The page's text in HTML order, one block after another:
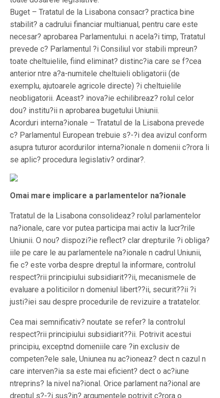
Buget – Tratatul de la Lisabona consacr? practica bine
stabilit? a cadrului financiar multianual, pentru care este
necesar? aprobarea Parlamentului. n acela?i timp, Tratatul
prevede c? Parlamentul ?i Consiliul vor stabili mpreun?
toate cheltuielile, fiind eliminat? distinc?ia care se f?cea
anterior ntre a?a-numitele cheltuieli obligatorii (de
exemplu, ajutoarele agricole directe) ?i cheltuielile
neobligatorii. Aceast? inova?ie echilibreaz? rolul celor
dou? institu?ii n aprobarea bugetului Uniunii.
Acorduri interna?ionale – Tratatul de la Lisabona prevede
c? Parlamentul European trebuie s?-?i dea avizul conform
asupra tuturor acordurilor interna?ionale n domenii c?rora li
se aplic? procedura legislativ? ordinar?.
Omai mare implicare a parlamentelor na?ionale
Tratatul de la Lisabona consolideaz? rolul parlamentelor
na?ionale, care vor putea participa mai activ la lucr?rile
Uniunii. O nou? dispozi?ie reflect? clar drepturile ?i obliga?
iile pe care le au parlamentele na?ionale n cadrul Uniunii,
fie c? este vorba despre dreptul la informare, controlul
respect?rii principiului subsidiarit??ii, mecanismele de
evaluare a politicilor n domeniul libert??ii, securit??ii ?i
justi?iei sau despre procedurile de revizuire a tratatelor.
Cea mai semnificativ? noutate se refer? la controlul
respect?rii principiului subsidiarit??ii. Potrivit acestui
principiu, exceptnd domeniile care ?in exclusiv de
competen?ele sale, Uniunea nu ac?ioneaz? dect n cazul n
care interven?ia sa este mai eficient? dect o ac?iune
ntreprins? la nivel na?ional. Orice parlament na?ional are
dreptul s?-?i sus?in? argumentele potrivit c?rora o